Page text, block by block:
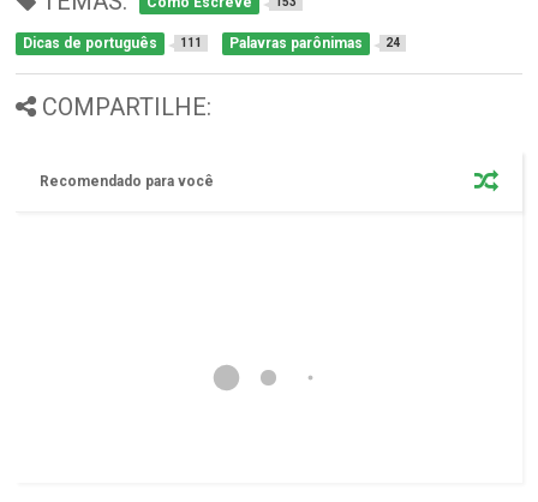
Dicas de português 111 Palavras parônimas 24
COMPARTILHE:
Recomendado para você